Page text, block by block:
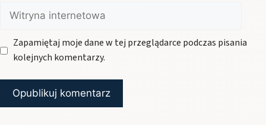
Witryna
internetowa
Zapamiętaj moje dane w tej przeglądarce podczas pisania
kolejnych komentarzy.